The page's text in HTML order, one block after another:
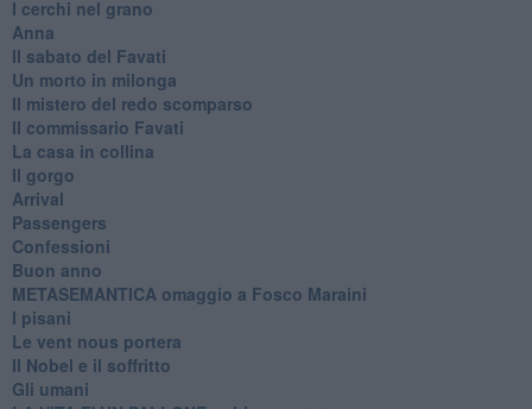
I cerchi nel grano
Anna
Il sabato del Favati
Un morto in milonga
Il mistero del redo scomparso
Il commissario Favati
La casa in collina
Il gorgo
Arrival
Passengers
Confessioni
Buon anno
METASEMANTICA omaggio a Fosco Maraini
I pisani
Le vent nous portera
Il Nobel e il soffritto
Gli umani